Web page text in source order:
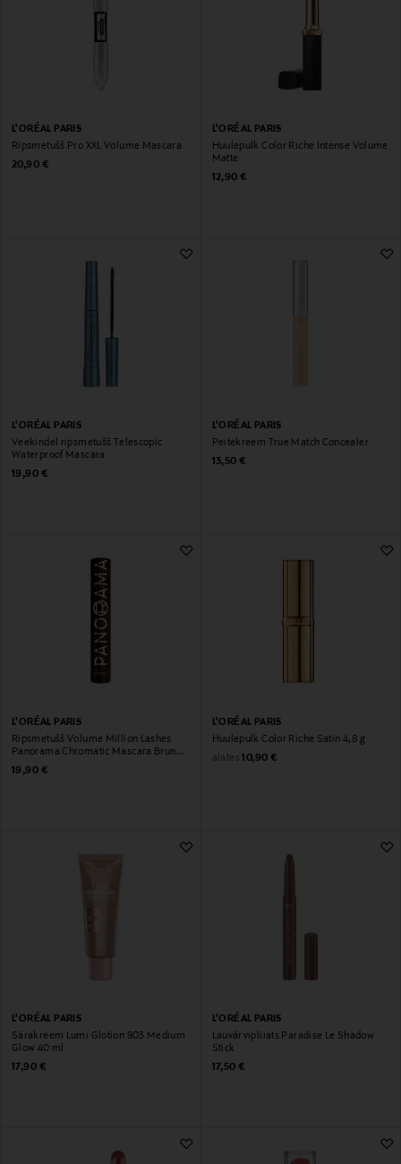
L'ORÉAL PARIS
Ripsmetušš Pro XXL Volume Mascara
Original Price
20,90 €
L'ORÉAL PARIS
Huulepulk Color Riche Intense Volume
Matte
Original Price
12,90 €
L'ORÉAL PARIS
Veekindel ripsmetušš Telescopic
Waterproof Mascara
Original Price
19,90 €
L'ORÉAL PARIS
Peitekreem True Match Concealer
Original Price
13,50 €
L'ORÉAL PARIS
Ripsmetušš Volume Million Lashes
Panorama Chromatic Mascara Brun
Leather
Original Price
19,90 €
L'ORÉAL PARIS
Huulepulk Color Riche Satin 4,8 g
alates Original Price
10,90 €
L'ORÉAL PARIS
Särakreem Lumi Glotion 903 Medium
Glow 40 ml
Original Price
17,90 €
L'ORÉAL PARIS
Lauvärvipliiats Paradise Le Shadow
Stick
Original Price
17,50 €